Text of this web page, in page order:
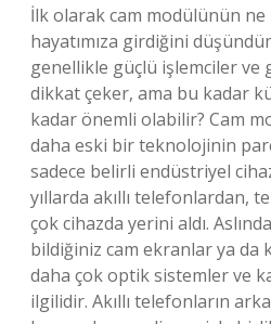
İlk olarak cam modülünün ne
hayatımıza girdiğini
genellikle güçlü işlemciler ve
dikkat çeker, ama bu kadar
kadar önemli olabilir? Cam
daha eski bir teknolojinin
sadece belirli endüstriyel
yıllarda akıllı telefonlardan,
çok cihazda yerini aldı.
bildiğiniz cam ekranlar ya da
daha çok optik sistemler ve
ilgilidir. Akıllı telefonların